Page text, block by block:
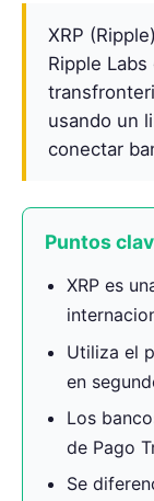
XRP
Ripple
usando un
conectar
Puntos
XRP es
Utiliza el
en
Los
de Pago
Se